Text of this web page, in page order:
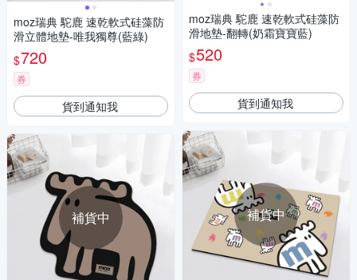
moz瑞典 駝鹿 速乾軟式硅藻防
滑立體地墊-唯我獨尊(藍綠)
$720
券
貨到通知我
補貨中
moz瑞典 駝鹿 速乾軟式硅藻防
滑地墊-翻轉(奶霜寶寶藍)
$520
券
貨到通知我
補貨中